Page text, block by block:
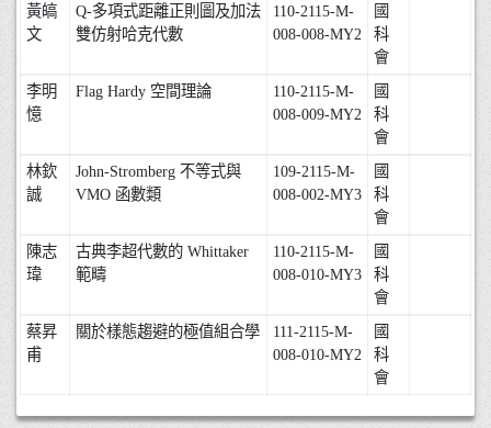
黃皜
文
Q-多項式距離正則圖及加法
雙仿射哈克代數
110-2115-M-
008-008-MY2
國
科
會
李明
憶
Flag Hardy 空間理論
110-2115-M-
008-009-MY2
國
科
會
林欽
誠
John-Stromberg 不等式與
VMO 函數類
109-2115-M-
008-002-MY3
國
科
會
陳志
瑋
古典李超代數的 Whittaker
範疇
110-2115-M-
008-010-MY3
國
科
會
蔡昇
甫
關於樣態趨避的極值組合學
111-2115-M-
008-010-MY2
國
科
會